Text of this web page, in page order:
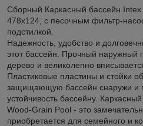
Сборный Каркасный бассейн
478x124, с песочным фильтр-
подстилкой.
Надежность, удобство и
этот бассейн. Прочный наружный
дерево и великолепно
Пластиковые пластины и стойки
защищающую бассейн снаружи и
устойчивость бассейну.
Wood-Grain Pool - это
приобретается для семейного и